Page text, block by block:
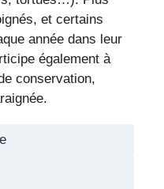
et certains
année dans leur
également à
conservation,